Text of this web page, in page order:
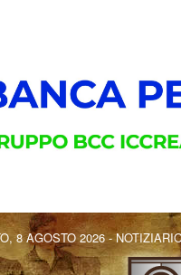
8 AGOSTO 2026 -